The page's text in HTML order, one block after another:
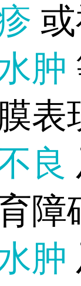
肿
表
良
障
肿